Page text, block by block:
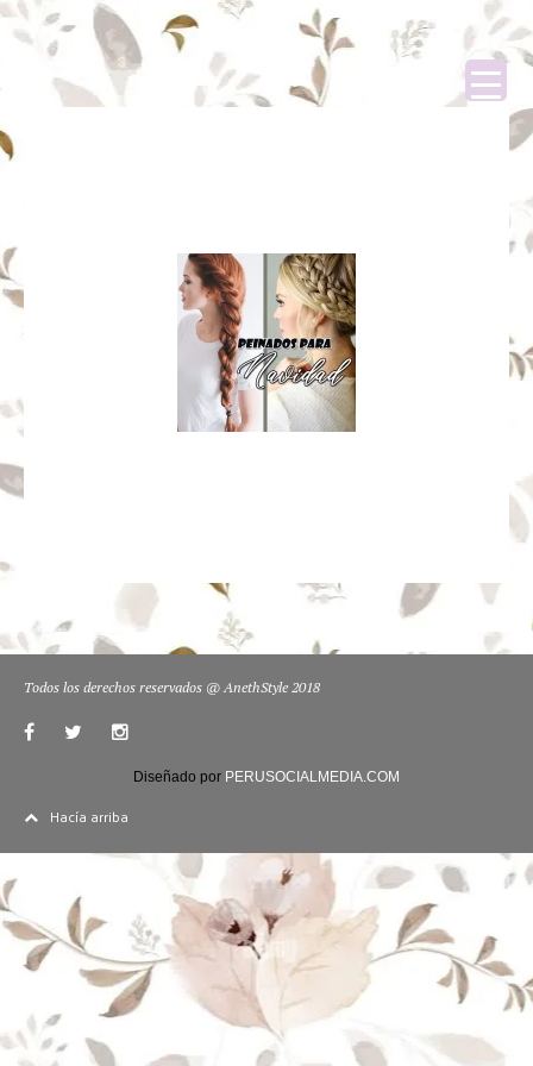
Todos los derechos reservados @ AnethStyle 2018
Diseñado por PERUSOCIALMEDIA.COM
Hacía arriba